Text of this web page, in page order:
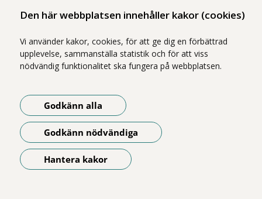
Den här webbplatsen innehåller kakor (cookies)
Vi använder kakor, cookies, för att ge dig en förbättrad
upplevelse, sammanställa statistik och för att viss
nödvändig funktionalitet ska fungera på webbplatsen.
Godkänn alla
Godkänn nödvändiga
Hantera kakor
Hitta till oss (karta)
Vi ingår i Stockholms läns sjukvårdsområde som erbjuder hälso- och
sjukvård i Region Stockholms regi.
Om webbplatsen
Tillgänglighetsredogörelse